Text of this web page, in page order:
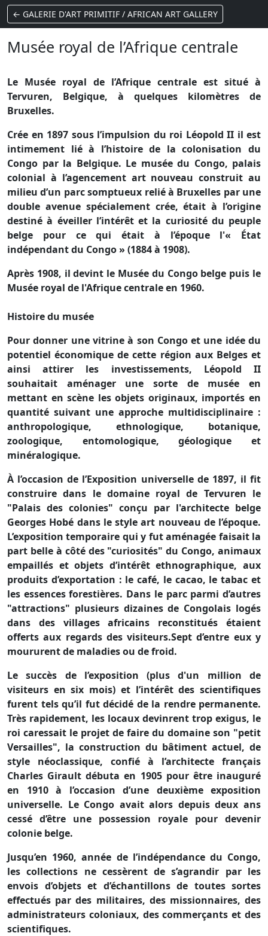
← GALERIE D'ART PRIMITIF / AFRICAN ART GALLERY
Musée royal de l’Afrique centrale
Le Musée royal de l’Afrique centrale est situé à
Tervuren, Belgique, à quelques kilomètres de
Bruxelles.
Crée en 1897 sous l’impulsion du roi Léopold II il est
intimement lié à l’histoire de la colonisation du
Congo par la Belgique. Le musée du Congo, palais
colonial à l’agencement art nouveau construit au
milieu d’un parc somptueux relié à Bruxelles par une
double avenue spécialement crée, était à l’origine
destiné à éveiller l’intérêt et la curiosité du peuple
belge pour ce qui était à l’époque l'« État
indépendant du Congo » (1884 à 1908).
Après 1908, il devint le Musée du Congo belge puis le
Musée royal de l'Afrique centrale en 1960.
Histoire du musée
Pour donner une vitrine à son Congo et une idée du
potentiel économique de cette région aux Belges et
ainsi attirer les investissements, Léopold II
souhaitait aménager une sorte de musée en
mettant en scène les objets originaux, importés en
quantité suivant une approche multidisciplinaire :
anthropologique, ethnologique, botanique,
zoologique, entomologique, géologique et
minéralogique.
À l’occasion de l’Exposition universelle de 1897, il fit
construire dans le domaine royal de Tervuren le
"Palais des colonies" conçu par l'architecte belge
Georges Hobé dans le style art nouveau de l’époque.
L’exposition temporaire qui y fut aménagée faisait la
part belle à côté des "curiosités" du Congo, animaux
empaillés et objets d’intérêt ethnographique, aux
produits d’exportation : le café, le cacao, le tabac et
les essences forestières. Dans le parc parmi d’autres
"attractions" plusieurs dizaines de Congolais logés
dans des villages africains reconstitués étaient
offerts aux regards des visiteurs.Sept d’entre eux y
moururent de maladies ou de froid.
Le succès de l’exposition (plus d'un million de
visiteurs en six mois) et l’intérêt des scientifiques
furent tels qu’il fut décidé de la rendre permanente.
Très rapidement, les locaux devinrent trop exigus, le
roi caressait le projet de faire du domaine son "petit
Versailles", la construction du bâtiment actuel, de
style néoclassique, confié à l’architecte français
Charles Girault débuta en 1905 pour être inauguré
en 1910 à l’occasion d’une deuxième exposition
universelle. Le Congo avait alors depuis deux ans
cessé d’être une possession royale pour devenir
colonie belge.
Jusqu’en 1960, année de l’indépendance du Congo,
les collections ne cessèrent de s’agrandir par les
envois d’objets et d’échantillons de toutes sortes
effectués par des militaires, des missionnaires, des
administrateurs coloniaux, des commerçants et des
scientifiques.